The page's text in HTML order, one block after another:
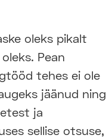
oleks pikalt
Pean
tehes ei ole
jäänud ning
ja
sellise otsuse,